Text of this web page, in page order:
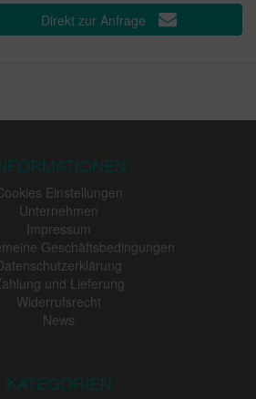
Direkt zur Anfrage
Einstellungen
Unternehmen
Impressum
Geschäftsbedingungen
und Lieferung
Widerrufsrecht
News
KATEGORIEN